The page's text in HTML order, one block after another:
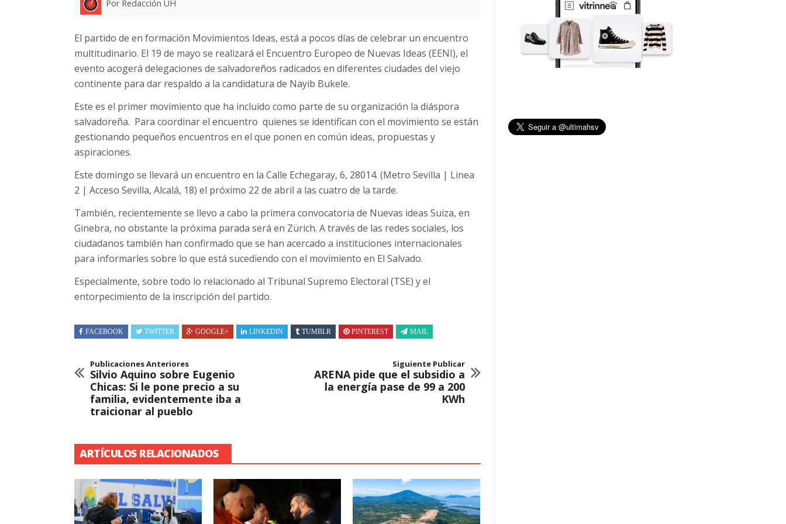
Por Redacción UH
El partido de en formación Movimientos Ideas, está a pocos días de celebrar un encuentro
multitudinario. El 19 de mayo se realizará el Encuentro Europeo de Nuevas Ideas (EENI), el
evento acogerá delegaciones de salvadoreños radicados en diferentes ciudades del viejo
continente para dar respaldo a la candidatura de Nayib Bukele.
Este es el primer movimiento que ha incluido como parte de su organización la diáspora
salvadoreña. Para coordinar el encuentro quienes se identifican con el movimiento se están
gestionando pequeños encuentros en el que ponen en común ideas, propuestas y
aspiraciones.
Este domingo se llevará un encuentro en la Calle Echegaray, 6, 28014. (Metro Sevilla | Linea
2 | Acceso Sevilla, Alcalá, 18) el próximo 22 de abril a las cuatro de la tarde.
También, recientemente se llevo a cabo la primera convocatoria de Nuevas ideas Suiza, en
Ginebra, no obstante la próxima parada será en Zürich. A través de las redes sociales, los
ciudadanos también han confirmado que se han acercado a instituciones internacionales
para informarles sobre lo que está sucediendo con el movimiento en El Salvado.
Especialmente, sobre todo lo relacionado al Tribunal Supremo Electoral (TSE) y el
entorpecimiento de la inscripción del partido.
FACEBOOK TWITTER GOOGLE+ LINKEDIN TUMBLR PINTEREST MAIL
Publicaciones Anteriores
Silvio Aquino sobre Eugenio
Chicas: Si le pone precio a su
familia, evidentemente iba a
traicionar al pueblo
Siguiente Publicar
ARENA pide que el subsidio a
la energía pase de 99 a 200
KWh
ARTÍCULOS RELACIONADOS